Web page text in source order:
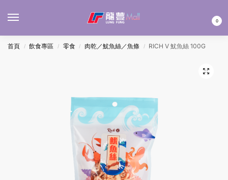
0
首頁 / 飲食專區 / 零食 / 肉乾／魷魚絲／魚條 / RICH V 魷魚絲 100G